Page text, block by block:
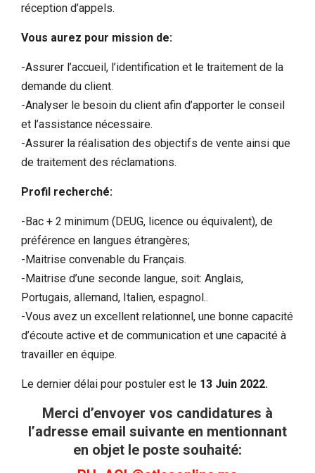
réception d’appels.
Vous aurez pour mission de:
-Assurer l’accueil, l’identification et le traitement de la
demande du client.
-Analyser le besoin du client afin d’apporter le conseil
et l’assistance nécessaire.
-Assurer la réalisation des objectifs de vente ainsi que
de traitement des réclamations.
Profil recherché:
-Bac + 2 minimum (DEUG, licence ou équivalent), de
préférence en langues étrangères;
-Maitrise convenable du Français.
-Maitrise d’une seconde langue, soit: Anglais,
Portugais, allemand, Italien, espagnol..
-Vous avez un excellent relationnel, une bonne capacité
d’écoute active et de communication et une capacité à
travailler en équipe.
Le dernier délai pour postuler est le 13 Juin 2022.
Merci d’envoyer vos candidatures à
l’adresse email suivante en mentionnant
en objet le poste souhaité: